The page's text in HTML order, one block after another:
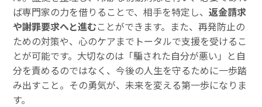
ば専門家の力を借りることで、相手を特定し、返金請求
や謝罪要求へと進むことができます。また、再発防止の
ための対策や、心のケアまでトータルで支援を受けるこ
とが可能です。大切なのは「騙された自分が悪い」と自
分を責めるのではなく、今後の人生を守るために一歩踏
み出すこと。その勇気が、未来を変える第一歩になりま
す。